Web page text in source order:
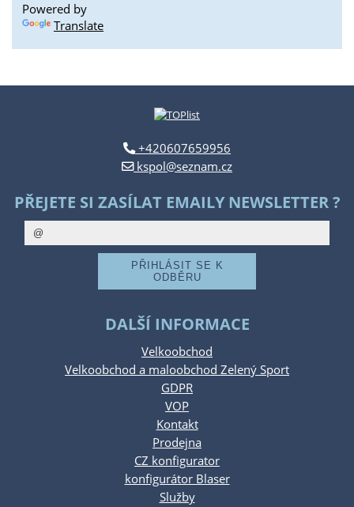
Powered by
Translate
+420607659956
kspol@seznam.cz
PŘEJETE SI ZASÍLAT EMAILY NEWSLETTER ?
DALŠÍ INFORMACE
Velkoobchod
Velkoobchod a maloobchod Zelený Sport
GDPR
VOP
Kontakt
Prodejna
CZ konfigurator
konfigurátor Blaser
Služby